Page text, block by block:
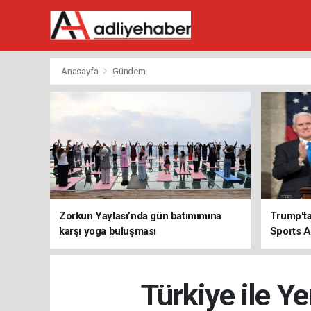
Anasayfa Gündem
Zorkun Yaylası’nda gün batımımına
karşı yoga buluşması
Sports
Türkiye ile